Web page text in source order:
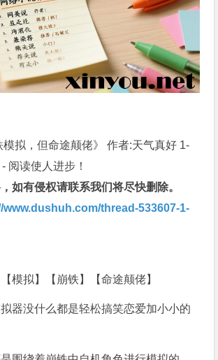
模拟，但命途颠佬》 作者:天气真好 1-
- 阅读使人进步！
如有侵权请联系我们将尽快删除。
www.dushuh.com/thread-533607-1-
【模拟】【崩铁】【命途颠佬】
器没什么都是轻松搞笑恋爱加小小的